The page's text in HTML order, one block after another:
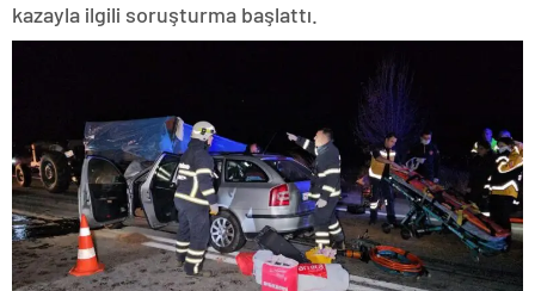
kazayla ilgili soruşturma başlattı.